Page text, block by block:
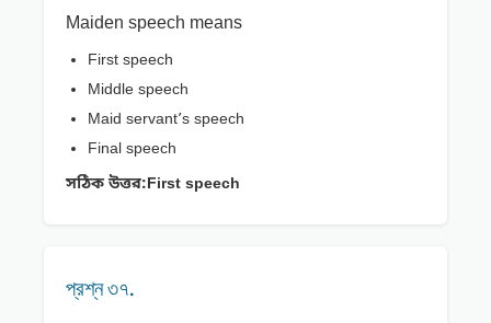
Maiden speech means
First speech
Middle speech
Maid servant’s speech
Final speech
সঠিক উত্তর:First speech
প্রশ্ন ৩৭.